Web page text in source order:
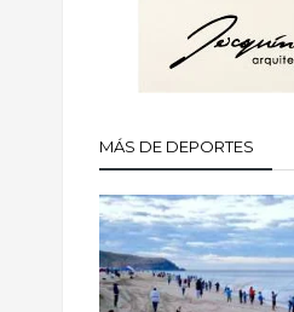
MÁS DE DEPORTES